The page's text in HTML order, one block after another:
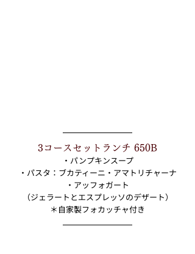
3コースセットランチ 650B
・パンプキンスープ
・パスタ：ブカティーニ・アマトリチャーナ
・アッフォガート
（ジェラートとエスプレッソのデザート）
＊自家製フォカッチャ付き